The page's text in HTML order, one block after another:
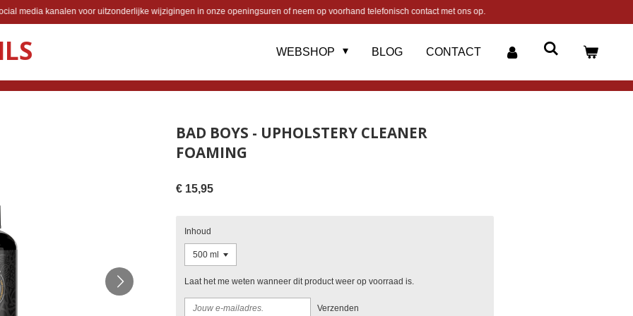
media kanalen voor uitzonderlijke wijzigingen in onze openingsuren of neem op voorhand telefonisch contact met ons op.
WEBSHOP BLOG CONTACT
BAD BOYS - UPHOLSTERY CLEANER
FOAMING
€ 15,95
Inhoud
Laat het me weten wanneer dit product weer op voorraad is.
Verzenden